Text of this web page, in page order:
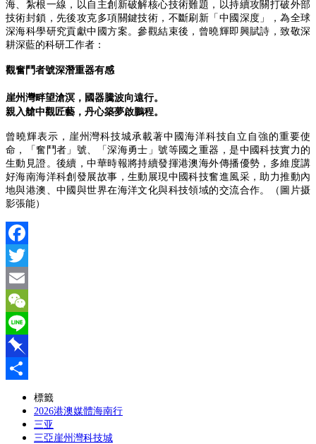
海、紮根一線，以自主創新破解核心技術難題，以持續攻關打破外部
技術封鎖，先後攻克多項關鍵技術，不斷刷新「中國深度」，為全球
深海科學研究貢獻中國方案。參觀結束後，曾曉輝即興賦詩，致敬深
耕深藍的科研工作者：
觀奮鬥者號深潛重器有感
崖州灣畔望滄溟， 國器騰波向遠行。
親入艙中觀匠藝， 丹心築夢啟鵬程。
曾曉輝表示，崖州灣科技城承載著中國海洋科技自立自強的重要使
命，「奮鬥者」號、「深海勇士」號等國之重器，是中國科技實力的
生動見證。後續，中華時報將持續發揮港澳海外傳播優勢，多維度講
好海南海洋科創發展故事，生動展現中國科技奮進風采，助力推動內
地與港澳、中國與世界在海洋文化與科技領域的交流合作。（圖片摄
影張能）
Facebook
Twitter
Email
WeChat
Line
Pinboard
標籤
2026港澳媒體海南行
三亚
三亞崖州灣科技城